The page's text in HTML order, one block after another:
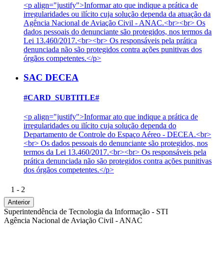
<p align="justify">Informar ato que indique a prática de
irregularidades ou ilícito cuja solução dependa da atuação da
Agência Nacional de Aviação Civil - ANAC.<br><br> Os
dados pessoais do denunciante são protegidos, nos termos da
Lei 13.460/2017.<br><br> Os responsáveis pela prática
denunciada não são protegidos contra ações punitivas dos
órgãos competentes.</p>
SAC DECEA
#CARD_SUBTITLE#
<p align="justify">Informar ato que indique a prática de
irregularidades ou ilícito cuja solução dependa do
Departamento de Controle do Espaço Aéreo - DECEA.<br>
<br> Os dados pessoais do denunciante são protegidos, nos
termos da Lei 13.460/2017.<br><br> Os responsáveis pela
prática denunciada não são protegidos contra ações punitivas
dos órgãos competentes.</p>
1 - 2
Anterior
Superintendência de Tecnologia da Informação - STI
Agência Nacional de Aviação Civil - ANAC